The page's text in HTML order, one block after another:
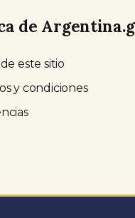
de
este sitio
y condiciones